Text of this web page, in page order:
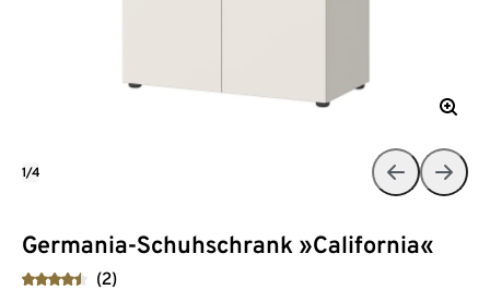
Germania-Schuhschrank »California«
(2)
1/4